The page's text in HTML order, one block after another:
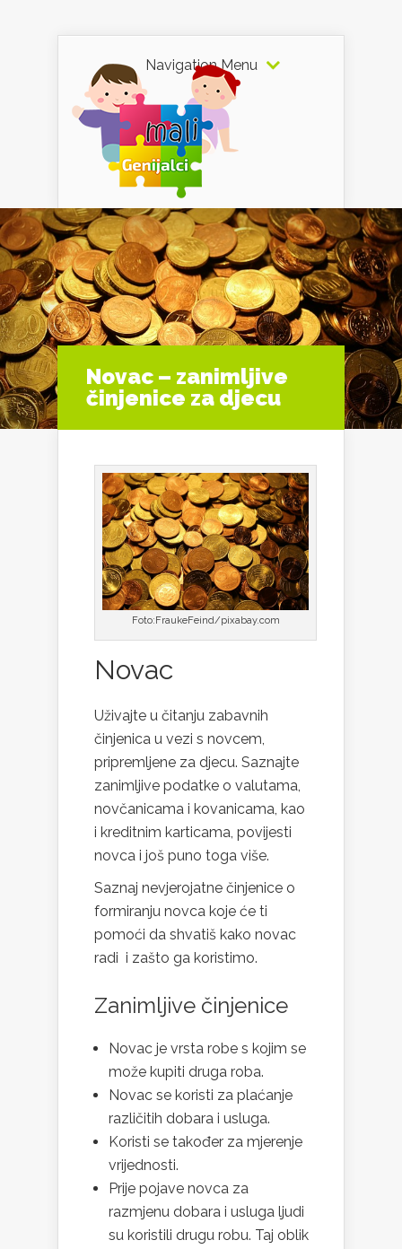
Navigation Menu
Novac – zanimljive
činjenice za djecu
Foto:FraukeFeind/pixabay.com
Novac
Uživajte u čitanju zabavnih
činjenica u vezi s novcem,
pripremljene za djecu. Saznajte
zanimljive podatke o valutama,
novčanicama i kovanicama, kao
i kreditnim karticama, povijesti
novca i još puno toga više.
Saznaj nevjerojatne činjenice o
formiranju novca koje će ti
pomoći da shvatiš kako novac
radi i zašto ga koristimo.
Zanimljive činjenice
Novac je vrsta robe s kojim se
može kupiti druga roba.
Novac se koristi za plaćanje
različitih dobara i usluga.
Koristi se također za mjerenje
vrijednosti.
Prije pojave novca za
razmjenu dobara i usluga ljudi
su koristili drugu robu. Taj oblik